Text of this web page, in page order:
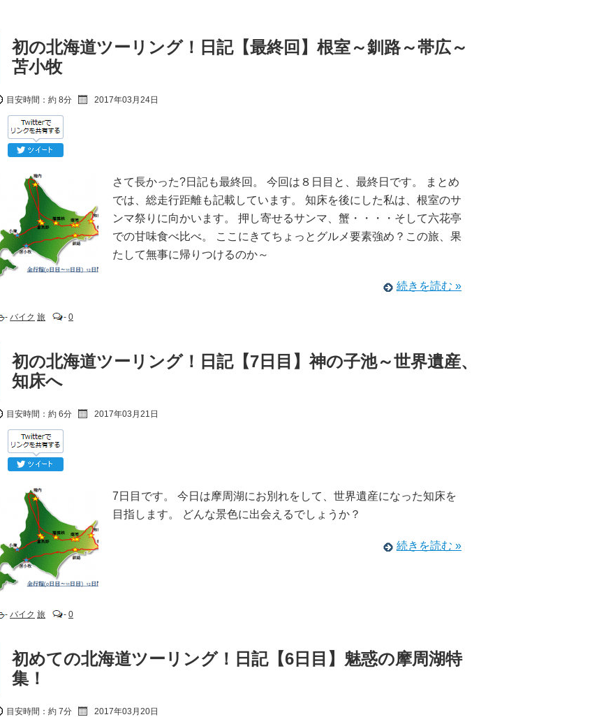
初の北海道ツーリング！日記【最終回】根室～釧路～帯広～
苫小牧
目安時間： 約 8分 2017年03月24日
さて長かった?日記も最終回。 今回は８日目と、最終日です。 まとめ
では、総走行距離も記載しています。 知床を後にした私は、根室のサ
ンマ祭りに向かいます。 押し寄せるサンマ、蟹・・・・そして六花亭
での甘味食べ比べ。 ここにきてちょっとグルメ要素強め？この旅、果
たして無事に帰りつけるのか～
続きを読む »
- バイク 旅 - 0
初の北海道ツーリング！日記【7日目】神の子池～世界遺産、
知床へ
目安時間： 約 6分 2017年03月21日
7日目です。 今日は摩周湖にお別れをして、世界遺産になった知床を
目指します。 どんな景色に出会えるでしょうか？
続きを読む »
- バイク 旅 - 0
初めての北海道ツーリング！日記【6日目】魅惑の摩周湖特
集！
目安時間： 約 7分 2017年03月20日